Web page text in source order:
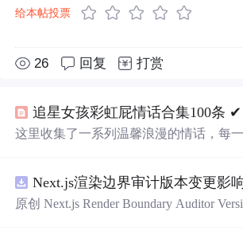
给本帖投票
26 回复 打赏
追星女孩彩虹屁情话合集100条 ✔︎
这里收集了一系列温馨浪漫的情话，每
原创 Next.js Render Boundary Auditor